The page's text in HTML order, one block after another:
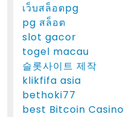
เว็บสล็อตpg
pg สล็อต
slot gacor
togel macau
슬롯사이트 제작
klikfifa asia
bethoki77
best Bitcoin Casino